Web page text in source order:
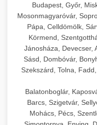
chef-
Kereskedelmi
élelmiszerek
szavatossági
chef-
🎁 23.
Ipari
élelmiszer-
Hatékony
chef-
🔥 24. Ipari
Kereskedelmi
professzionális
kapacitású sütő-
❄️ 25. Ipari
Budapest, Győr,
Mosonmagyaróvár,
Pápa, Celldömölk,
Körmend,
Jánosháza, Devecser,
Sásd, Dombóvár,
Szekszárd, Tolna,
Balatonboglár,
Barcs, Szigetvár,
Mohács, Pécs,